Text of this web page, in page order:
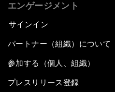
エンゲージメント
サインイン
パートナー（組織）について
参加する（個人、組織）
プレスリリース登録